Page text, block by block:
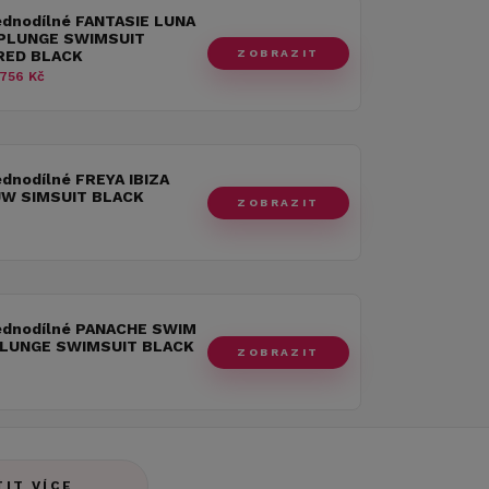
FANTASIE LUNA
SWIMSUIT
BLACK
Kč
ZOBRAZIT
FREYA IBIZA
SIMSUIT BLACK
ZOBRAZIT
PANACHE SWIM
SWIMSUIT BLACK
ZOBRAZIT
VÍCE